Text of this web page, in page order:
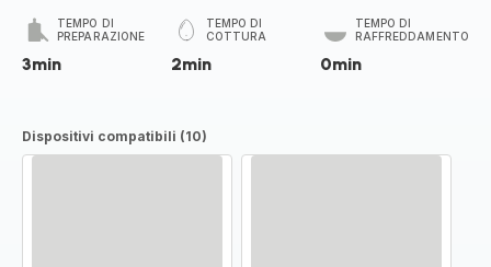
TEMPO DI
PREPARAZIONE
3min
TEMPO DI
COTTURA
2min
TEMPO DI
RAFFREDDAMENTO
0min
Dispositivi compatibili (10)